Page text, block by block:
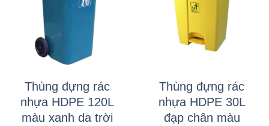
Thùng đựng rác
nhựa HDPE 120L
màu xanh da trời
Thùng đựng rác
nhựa HDPE 30L
đạp chân màu